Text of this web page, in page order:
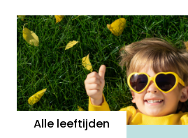
Alle leeftijden